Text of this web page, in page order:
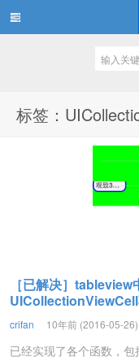
标签：
［已解决］
crifan 10年前 (2016-05-26)
已经实现了各个函数，